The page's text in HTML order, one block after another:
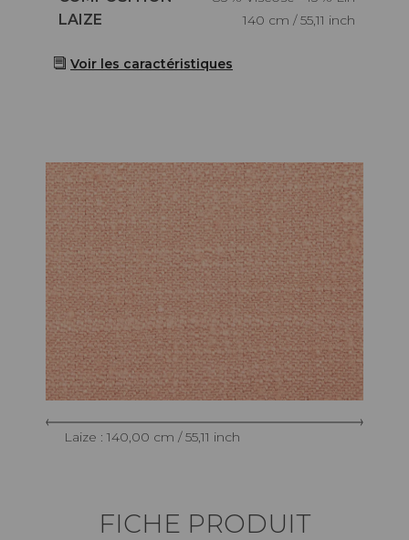
Caractéristiques
LAIZE 140 cm / 55,11 inch
Voir les caractéristiques
Laize : 140,00 cm / 55,11 inch
FICHE PRODUIT